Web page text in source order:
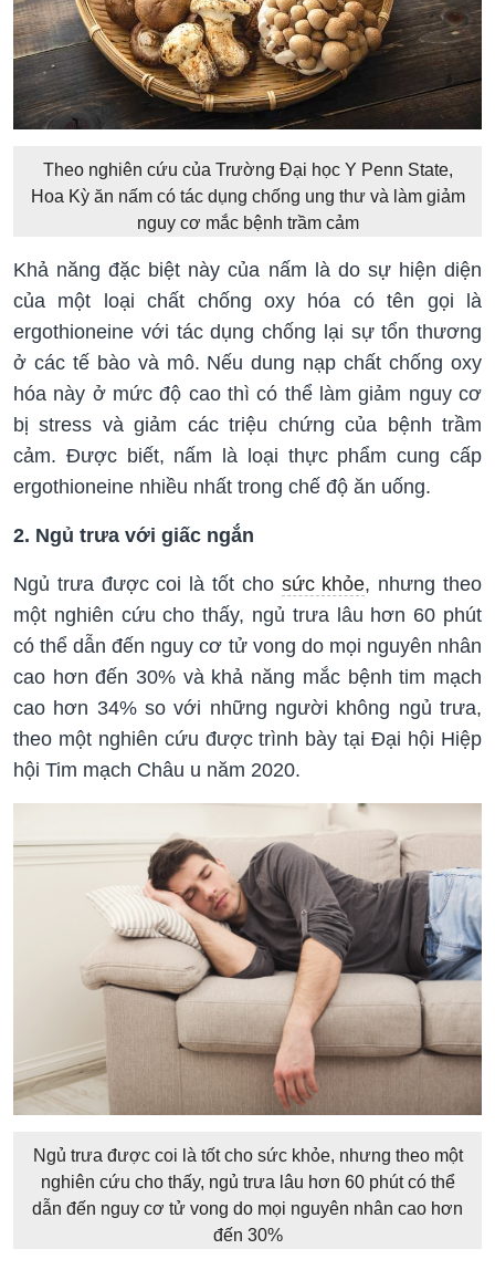
Theo nghiên cứu của Trường Đại học Y Penn State,
Hoa Kỳ ăn nấm có tác dụng chống ung thư và làm giảm
nguy cơ mắc bệnh trầm cảm
Khả năng đặc biệt này của nấm là do sự hiện diện
của một loại chất chống oxy hóa có tên gọi là
ergothioneine với tác dụng chống lại sự tổn thương
ở các tế bào và mô. Nếu dung nạp chất chống oxy
hóa này ở mức độ cao thì có thể làm giảm nguy cơ
bị stress và giảm các triệu chứng của bệnh trầm
cảm. Được biết, nấm là loại thực phẩm cung cấp
ergothioneine nhiều nhất trong chế độ ăn uống.
2. Ngủ trưa với giấc ngắn
Ngủ trưa được coi là tốt cho sức khỏe, nhưng theo
một nghiên cứu cho thấy, ngủ trưa lâu hơn 60 phút
có thể dẫn đến nguy cơ tử vong do mọi nguyên nhân
cao hơn đến 30% và khả năng mắc bệnh tim mạch
cao hơn 34% so với những người không ngủ trưa,
theo một nghiên cứu được trình bày tại Đại hội Hiệp
hội Tim mạch Châu u năm 2020.
Ngủ trưa được coi là tốt cho sức khỏe, nhưng theo một
nghiên cứu cho thấy, ngủ trưa lâu hơn 60 phút có thể
dẫn đến nguy cơ tử vong do mọi nguyên nhân cao hơn
đến 30%